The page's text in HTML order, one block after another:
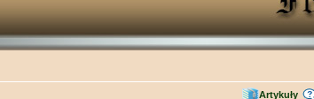
Artykuły